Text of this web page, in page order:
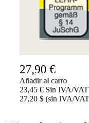
27,90 €
Añadir al carro
23,45 € Sin IVA/VAT
27,20 $ (sin IVA/